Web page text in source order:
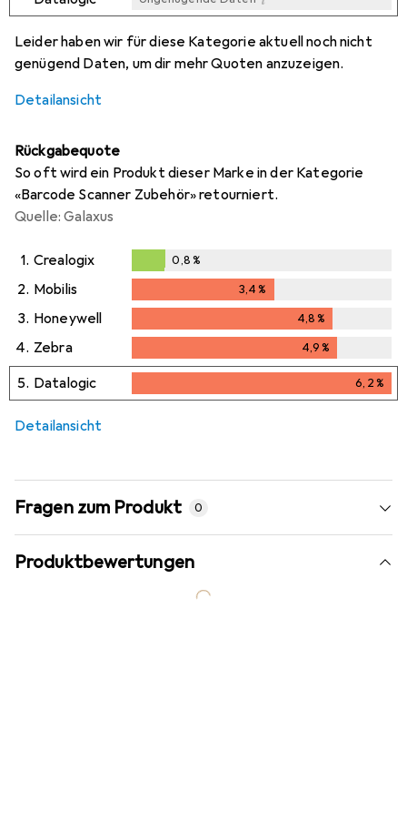
Leider haben wir für diese Kategorie aktuell noch nicht
genügend Daten, um dir mehr Quoten anzuzeigen.
Detailansicht
Rückgabequote
So oft wird ein Produkt dieser Marke in der Kategorie
«Barcode Scanner Zubehör» retourniert.
Quelle: Galaxus
1. Crealogix
0,8%
0,8%
2. Mobilis 3,4%
3. Honeywell 4,8%
4. Zebra 4,9%
5. Datalogic 6,2%
6,2%
Detailansicht
Fragen zum Produkt 0
Produktbewertungen